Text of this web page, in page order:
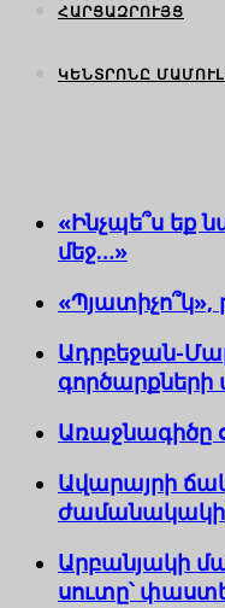
ՀԱՐՑԱԶՐՈՒՅՑ
ԿԵՆՏՐՈՆԸ
«Ինչպե՞ս եք
մեջ…»
«Պյատիչո՞կ»,
Ադրբեջան-
գործարքների
Առաջնագիծը
Ավարայրի
Արբանյակի
սուտը՝